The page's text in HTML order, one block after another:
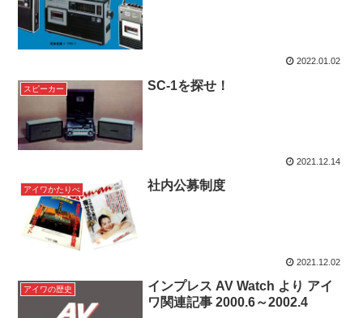
2022.01.02
スピーカー SC-1を探せ！
2021.12.14
アイワかたりべ 社内公募制度
2021.12.02
アイワの歴史
インプレス AV Watch より アイ
ワ関連記事 2000.6～2002.4